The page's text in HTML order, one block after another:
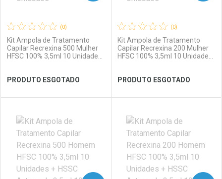
Ativar Desconto
(0)
Kit Ampola de Tratamento
Capilar Recrexina 500 Mulher
HFSC 100% 3,5ml 10 Unidades
PRODUTO ESGOTADO
Laboratório
Por Menos
(0)
Kit Ampola de Tratamento
Capilar Recrexina 200 Mulher
HFSC 100% 3,5ml 10 Unidades
PRODUTO ESGOTADO
Laboratório
Por Menos